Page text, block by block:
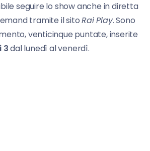
seguire lo show anche in diretta
tramite il sitoRai Play.Sono
venticinque puntate, inserite
3dal lunedì al venerdì.